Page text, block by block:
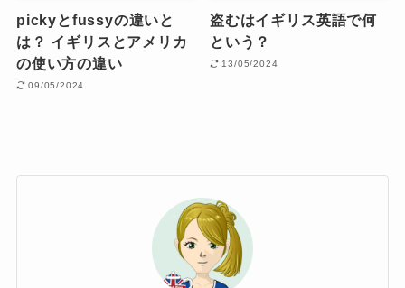
pickyとfussyの違いと
は？ イギリスとアメリカ
の使い方の違い
09/05/2024
盗むはイギリス英語で何
という？
13/05/2024